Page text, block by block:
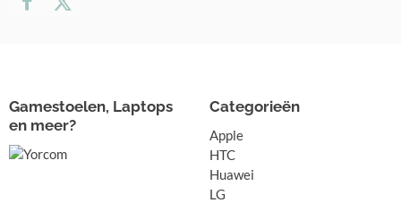
Categorieën
Apple
HTC
Huawei
LG
Gamestoelen, Laptops
en meer?